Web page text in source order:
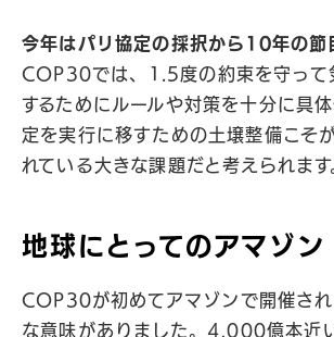
今年はパリ協定の採択から10年の節
COP30では、1.5度の約束を守って
するためにルールや対策を十分に具
定を実行に移すための土壌整備こそ
れている大きな課題だと考えられます
地球にとってのアマゾン
COP30が初めてアマゾンで開催さ
な意味がありました。4,000億本近